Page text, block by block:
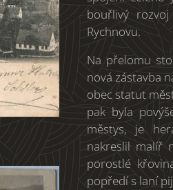
bouřlivý
Rychnovu.
Na přelomu
nová zástavba
obec statut
pak byla
městys, je
nakreslil malíř
porostlé
popředí s laní